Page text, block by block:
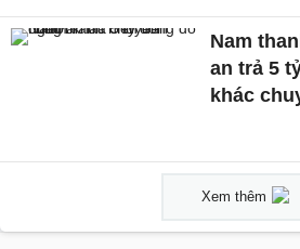
Nam
an trả 5
khác
Xem thêm